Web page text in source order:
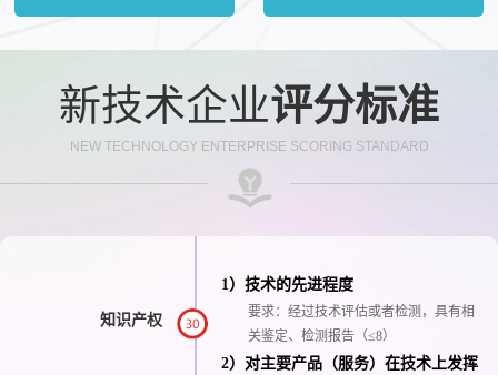
新技术企业评分标准
NEW TECHNOLOGY ENTERPRISE SCORING STANDARD
知识产权
1）技术的先进程度
要求：经过技术评估或者检测，具有相
关鉴定、检测报告（≤8）
2）对主要产品（服务）在技术上发挥